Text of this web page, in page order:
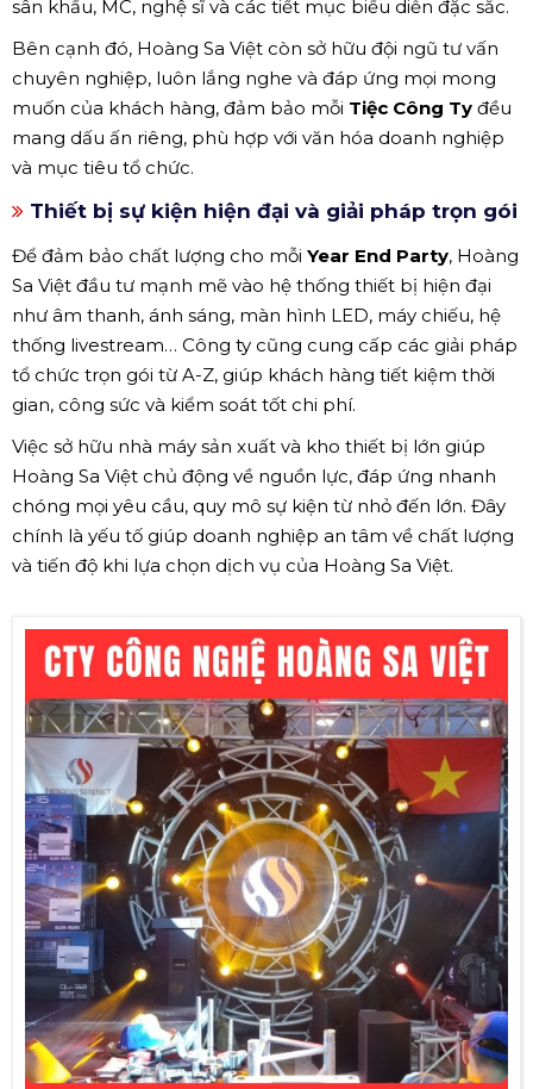
sân khấu, MC, nghệ sĩ và các tiết mục biểu diễn đặc sắc.
Bên cạnh đó, Hoàng Sa Việt còn sở hữu đội ngũ tư vấn
chuyên nghiệp, luôn lắng nghe và đáp ứng mọi mong
muốn của khách hàng, đảm bảo mỗi Tiệc Công Ty đều
mang dấu ấn riêng, phù hợp với văn hóa doanh nghiệp
và mục tiêu tổ chức.
Thiết bị sự kiện hiện đại và giải pháp trọn gói
Để đảm bảo chất lượng cho mỗi Year End Party, Hoàng
Sa Việt đầu tư mạnh mẽ vào hệ thống thiết bị hiện đại
như âm thanh, ánh sáng, màn hình LED, máy chiếu, hệ
thống livestream… Công ty cũng cung cấp các giải pháp
tổ chức trọn gói từ A-Z, giúp khách hàng tiết kiệm thời
gian, công sức và kiểm soát tốt chi phí.
Việc sở hữu nhà máy sản xuất và kho thiết bị lớn giúp
Hoàng Sa Việt chủ động về nguồn lực, đáp ứng nhanh
chóng mọi yêu cầu, quy mô sự kiện từ nhỏ đến lớn. Đây
chính là yếu tố giúp doanh nghiệp an tâm về chất lượng
và tiến độ khi lựa chọn dịch vụ của Hoàng Sa Việt.